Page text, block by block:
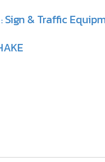
Sign & Traffic